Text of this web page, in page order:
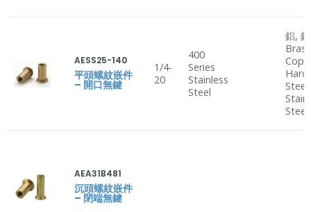
AESS25-140
平頭螺紋嵌件
– 開口無鍵
1/4-
20
400
Series
Stainless
Steel
鋁,
Hard
Steel,
Steel
AEA31B481
沉頭螺紋嵌件
– 閉端無鍵